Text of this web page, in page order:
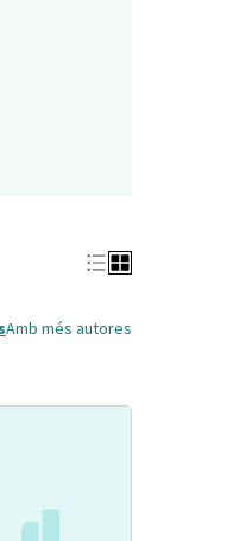
Amb més autores